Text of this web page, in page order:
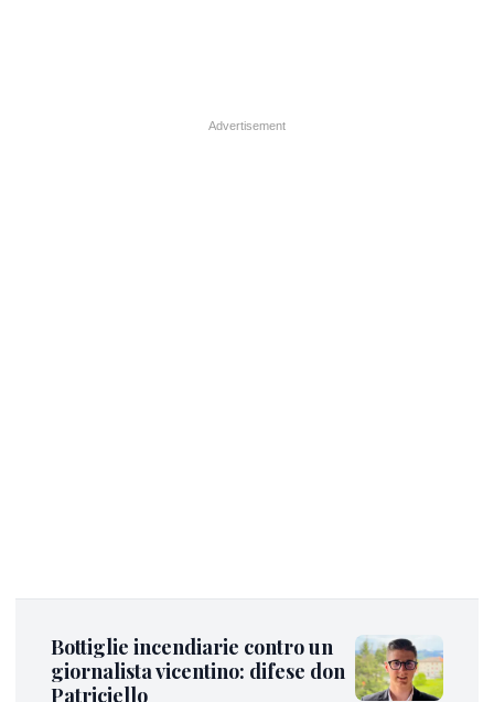
Bottiglie incendiarie contro un
giornalista vicentino: difese don
Patriciello